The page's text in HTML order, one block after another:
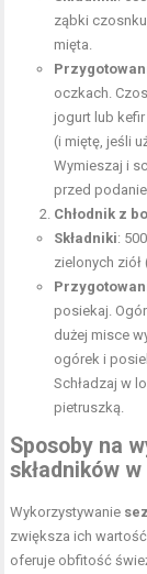
ząbki
mięta.
oczkach.
jogurt lub
(i miętę, jeśli
Wymieszaj i
przed
Chłodnik z
Składniki:
zielonych
posiekaj.
dużej misce
ogórek i
Schładzaj w
pietruszką.
Sposoby na
składników w
Wykorzystywanie
zwiększa ich
oferuje obfitość